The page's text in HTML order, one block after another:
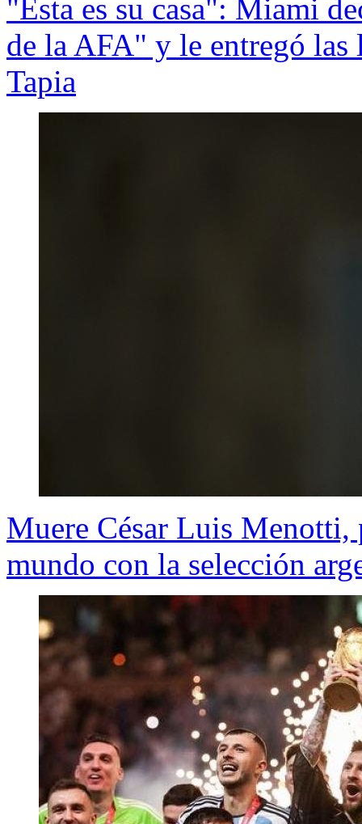
"Esta es su casa": Miami
de la AFA" y le entregó
Tapia
Muere César Luis Menotti,
mundo con la selección